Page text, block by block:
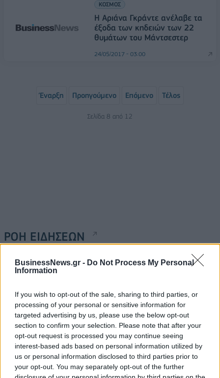
BusinessNews.gr - Do Not Process My Personal
Information
If you wish to opt-out of the sale, sharing to third parties, or
processing of your personal or sensitive information for
targeted advertising by us, please use the below opt-out
section to confirm your selection. Please note that after your
opt-out request is processed you may continue seeing
interest-based ads based on personal information utilized by
us or personal information disclosed to third parties prior to
your opt-out. You may separately opt-out of the further
ΚΟΣΜΟΣ
Η Αριάνα Γκράντε ανέλαβε τα
έξοδα των κηδειών των 22
θυμάτων του Μάντσεστερ
24/05/2017 - 03:00
Έναρξη Προηγούμενο Επόμενο Τέλος
Σελίδα 8 από 12
ΡΟΗ ΕΙΔΗΣΕΩΝ
Health Monitoring: Η εθνική υποδομή για την
των πολιτών
08/08/2026 - 11:48 ΥΓΕΙΑ
Ελληνική Αναπτυξιακή Τράπεζα: Με «προίκα» 2 δισ.
ευρώ ανοίγει δρόμο για δάνεια έως 5 δισ. σε
μικρομεσαίες
08/08/2026 - 11:22 ΤΡΑΠΕΖΕΣ
5G παντού, 6G στον ορίζοντα: Πού βρίσκεται η